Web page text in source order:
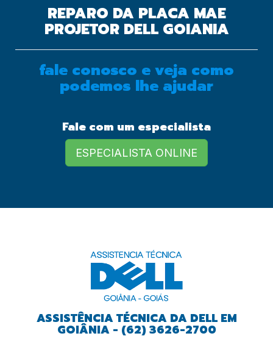
OK
European Commission |
powered by
REPARO DA PLACA MAE
PROJETOR DELL GOIANIA
fale conosco e veja como
podemos lhe ajudar
Fale com um especialista
ESPECIALISTA ONLINE
ASSISTÊNCIA TÉCNICA DA DELL EM
GOIÂNIA - (62) 3626-2700